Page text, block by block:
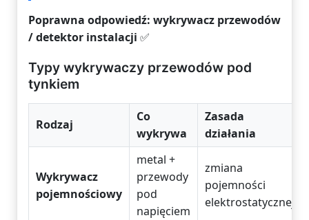
Poprawna odpowiedź: wykrywacz przewodów
/ detektor instalacji ✅
Typy wykrywaczy przewodów pod
tynkiem
Rodzaj
Co
wykrywa
Zasada
działania
Wykrywacz
pojemnościowy
metal +
przewody
pod
napięciem
zmiana
pojemności
elektrostatycznej